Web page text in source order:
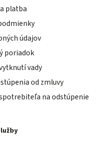
platba
údajov
poriadok
vady
od zmluvy
na odstúpenie